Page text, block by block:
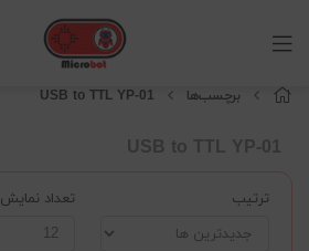
برچسب‌ها USB to TTL YP-01
USB to TTL YP-01
ترتیب تعداد نمایش